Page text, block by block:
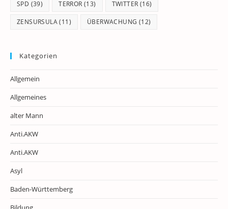
SPD (39) TERROR (13) TWITTER (16)
ZENSURSULA(11) ÜBERWACHUNG (12)
Kategorien
Allgemein
Allgemeines
alter Mann
Anti.AKW
Anti.AKW
Asyl
Baden-Württemberg